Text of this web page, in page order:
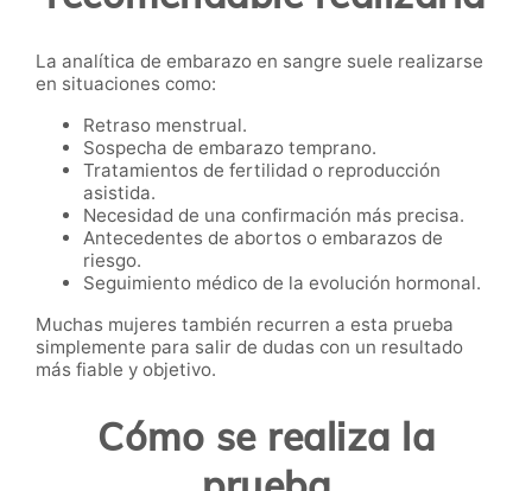
La analítica de embarazo en sangre suele realizarse
en situaciones como:
Retraso menstrual.
Sospecha de embarazo temprano.
Tratamientos de fertilidad o reproducción
asistida.
Necesidad de una confirmación más precisa.
Antecedentes de abortos o embarazos de
riesgo.
Seguimiento médico de la evolución hormonal.
Muchas mujeres también recurren a esta prueba
simplemente para salir de dudas con un resultado
más fiable y objetivo.
Cómo se realiza la